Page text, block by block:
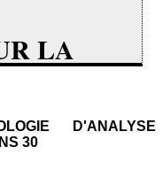
LA
D'ANALYSE
30